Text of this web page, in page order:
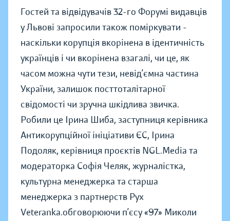
Гостей та відвідувачів 32-го Форумі видавців
у Львові запросили також поміркувати -
наскільки корупція вкорінена в ідентичність
українців і чи вкорінена взагалі, чи це, як
часом можна чути тези, невід’ємна частина
України, залишок посттоталітарної
свідомості чи зручна шкідлива звичка.
Робили це Ірина Шиба, заступниця керівника
Антикорупційної ініціативи ЄС, Ірина
Подоляк, керівниця проєктів NGL.Media та
модераторка Софія Челяк, журналістка,
культурна менеджерка та старша
менеджерка з партнерств Рух
Veteranka.обговорюючи п’єсу «97» Миколи